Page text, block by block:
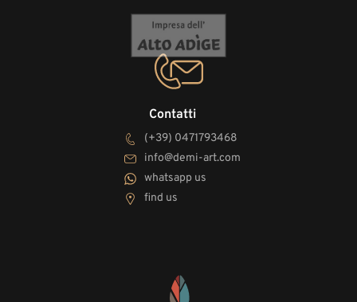
Contatti
(+39) 0471793468
info@demi-art.com
whatsapp us
find us